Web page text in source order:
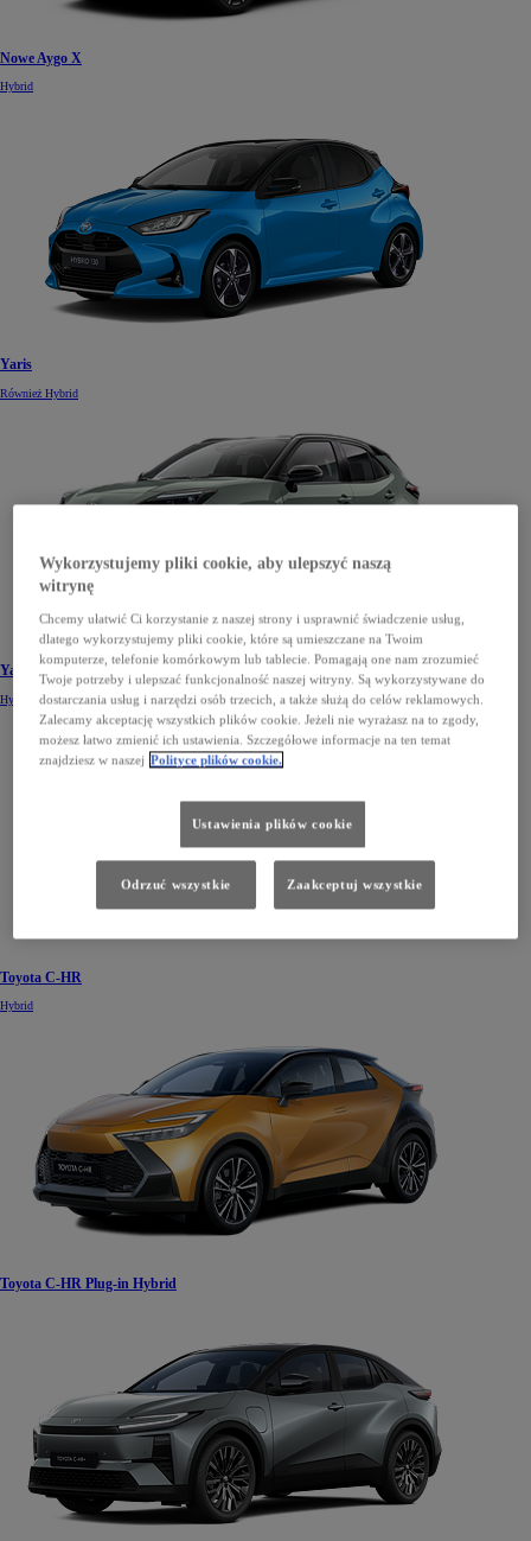
Nowe Aygo X
Hybrid
Yaris
Również Hybrid
Yaris Cross
Hybrid
Toyota C-HR
Hybrid
Toyota C-HR Plug-in Hybrid
Wykorzystujemy pliki cookie, aby ulepszyć naszą
witrynę
Chcemy ułatwić Ci korzystanie z naszej strony i usprawnić świadczenie usług,
dlatego wykorzystujemy pliki cookie, które są umieszczane na Twoim
komputerze, telefonie komórkowym lub tablecie. Pomagają one nam zrozumieć
Twoje potrzeby i ulepszać funkcjonalność naszej witryny. Są wykorzystywane do
dostarczania usług i narzędzi osób trzecich, a także służą do celów reklamowych.
Zalecamy akceptację wszystkich plików cookie. Jeżeli nie wyrażasz na to zgody,
możesz łatwo zmienić ich ustawienia. Szczegółowe informacje na ten temat
znajdziesz w naszej Polityce plików cookie.
Ustawienia plików cookie
Odrzuć wszystkie Zaakceptuj wszystkie